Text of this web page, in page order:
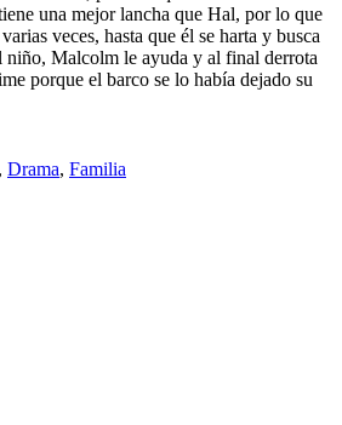
una mejor lancha que Hal, por lo que
veces, hasta que él se harta y busca
niño, Malcolm le ayuda y al final derrota
porque el barco se lo había dejado su
, Drama, Familia